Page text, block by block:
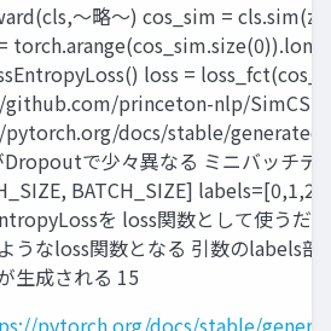
～略～) cos_sim =
loss =
princeton-nlp/SimCSE
docs/stable/
で少々異なる ミニバッチデ
BATCH_SIZE]
を loss関数として使うだ
うなloss関数となる 引数のlabels
生成される 15